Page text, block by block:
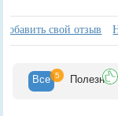
Отзывы
Добавить свой отзыв
Все 5 Полезн